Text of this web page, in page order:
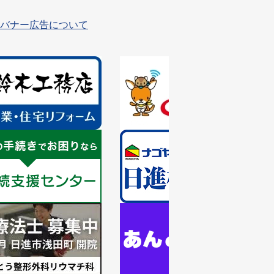
バナー広告について
枚
目
ラ
イ
ド
1
枚
目
の
ス
ド
目